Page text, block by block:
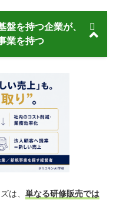
盤を持つ企業が、
業を持つ
は、 単なる研修販売では